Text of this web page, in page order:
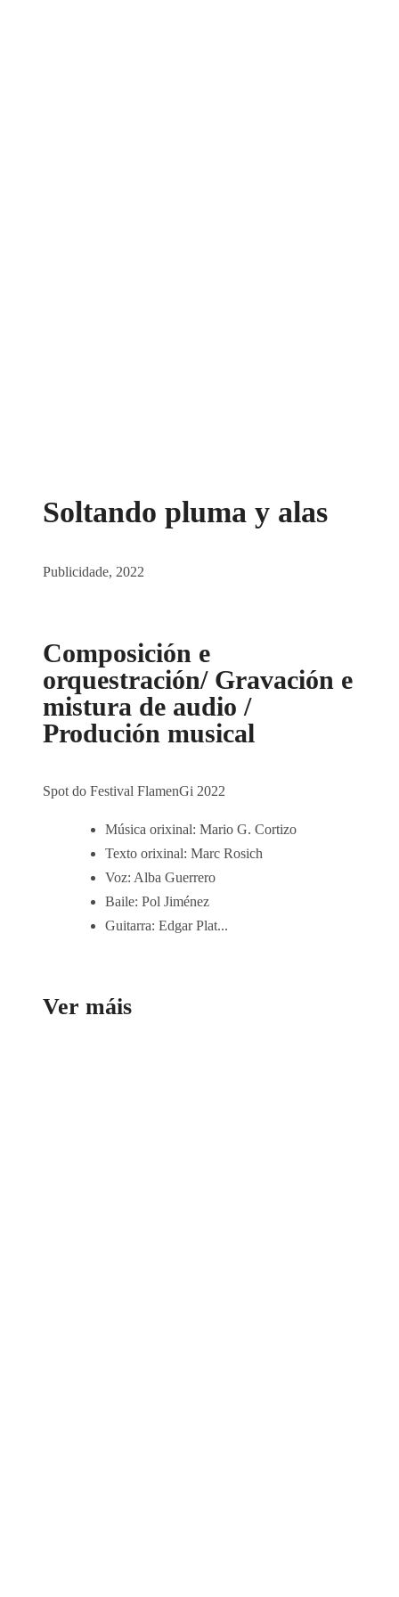
Soltando pluma y alas
Publicidade, 2022
Composición e
orquestración/ Gravación e
mistura de audio /
Produción musical
Spot do Festival FlamenGi 2022
Música orixinal: Mario G. Cortizo
Texto orixinal: Marc Rosich
Voz: Alba Guerrero
Baile: Pol Jiménez
Guitarra: Edgar Plat...
Ver máis